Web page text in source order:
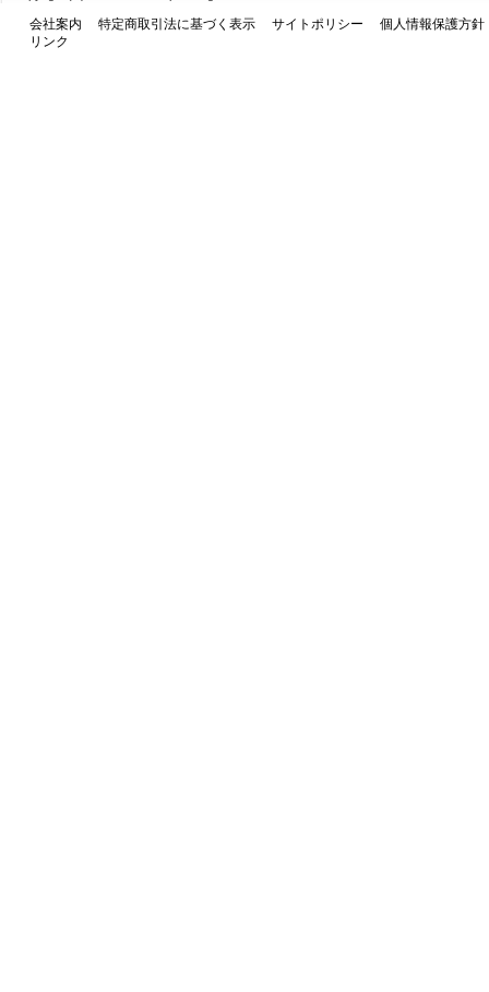
会社案内 特定商取引法に基づく表示 サイトポリシー
個人情報保護方針
リンク